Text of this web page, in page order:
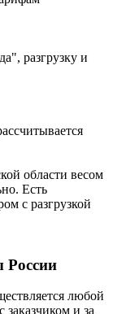
разгрузку и
области весом
Есть
с разгрузкой
России
любой
и за